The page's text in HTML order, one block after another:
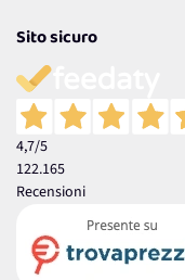
Sito sicuro
4,7/5
122.165
Recensioni